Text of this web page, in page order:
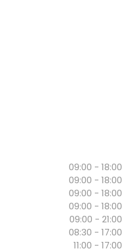
09:00 - 18:00
09:00 - 18:00
09:00 - 18:00
09:00 - 18:00
09:00 - 21:00
08:30 - 17:00
11:00 - 17:00